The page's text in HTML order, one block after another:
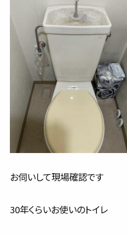
ご利用の流れ
対応エリ
会社紹介
お伺いして現場確認です
30年くらいお使いのトイレ